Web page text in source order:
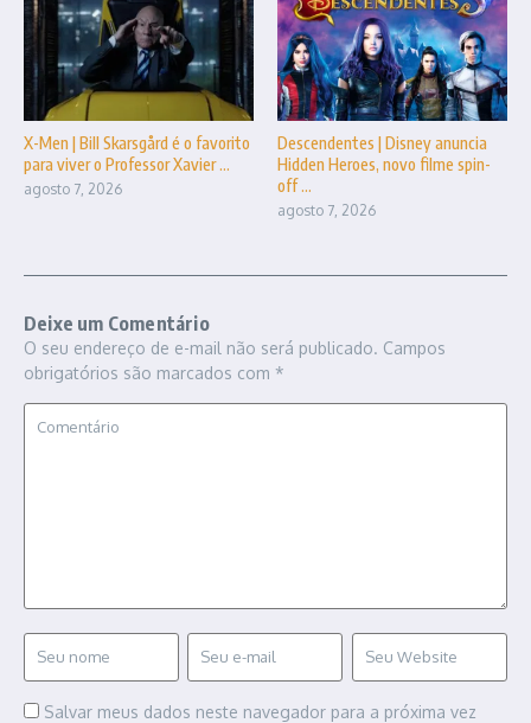
X-Men | Bill Skarsgård é o favorito
para viver o Professor Xavier ...
agosto 7, 2026
Descendentes | Disney anuncia
Hidden Heroes, novo filme spin-
off ...
agosto 7, 2026
Deixe um Comentário
O seu endereço de e-mail não será publicado. Campos
obrigatórios são marcados com *
Salvar meus dados neste navegador para a próxima vez